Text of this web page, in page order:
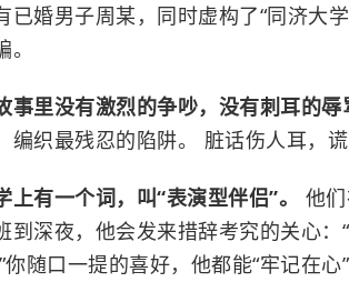
已婚男子周某，同时虚构了“同济大学
事里没有激烈的争吵，没有刺耳的辱
编织最残忍的陷阱。 脏话伤人耳，
上有一个词，叫“表演型伴侣”。 他
到深夜，他会发来措辞考究的关心
你随口一提的喜好，他都能“牢记在心”